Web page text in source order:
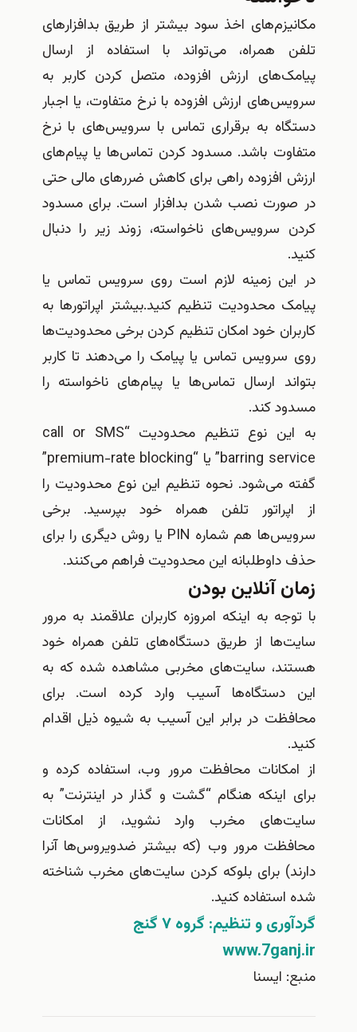
مکانیزم‌های اخذ سود بیشتر از طریق بدافزارهای
تلفن همراه، می‌تواند با استفاده از ارسال
پیامک‌های ارزش افزوده، متصل کردن کاربر به
سرویس‌های ارزش افزوده با نرخ متفاوت، یا اجبار
دستگاه به برقراری تماس‌ با سرویس‌های با نرخ
متفاوت باشد. مسدود کردن تماس‌ها یا پیام‌های
ارزش افزوده راهی برای کاهش ضررهای مالی حتی
در صورت نصب شدن بدافزار است. برای مسدود
کردن سرویس‌های ناخواسته، زوند زیر را دنبال
کنید.
در این زمینه لازم است روی سرویس تماس یا
پیامک محدودیت تنظیم کنید.بیشتر اپراتورها به
کاربران خود امکان تنظیم کردن برخی محدودیت‌ها
روی سرویس تماس یا پیامک را می‌دهند تا کاربر
بتواند ارسال تماس‌ها یا پیام‌های ناخواسته را
مسدود کند.
به این نوع تنظیم محدودیت “call or SMS
barring service” یا “premium-rate blocking”
گفته می‌شود. نحوه تنظیم این نوع محدودیت را
از اپراتور تلفن همراه خود بپرسید. برخی
سرویس‌ها هم شماره PIN یا روش دیگری را برای
حذف داوطلبانه این محدودیت فراهم می‌کنند.
زمان آنلاین بودن
با توجه به اینکه امروزه کاربران علاقمند به مرور
سایت‌ها از طریق دستگاه‌های تلفن همراه خود
هستند، سایت‌های مخربی مشاهده شده که به
این دستگاه‌ها آسیب وارد کرده است. برای
محافظت در برابر این آسیب به شیوه ذیل اقدام
کنید.
از امکانات محافظت مرور وب، استفاده کرده و
برای اینکه هنگام “گشت و گذار در اینترنت” به
سایت‌های مخرب وارد نشوید، از امکانات
محافظت مرور وب (که بیشتر ضدویروس‌ها آنرا
دارند) برای بلوکه کردن سایت‌های مخرب شناخته
شده استفاده کنید.
گردآوری و تنظیم: گروه ۷ گنج
www.7ganj.ir
منبع: ايسنا